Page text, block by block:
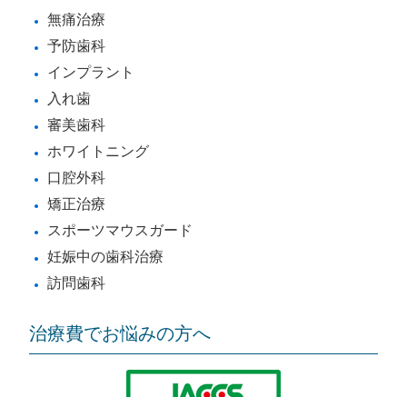
無痛治療
予防歯科
インプラント
入れ歯
審美歯科
ホワイトニング
口腔外科
矯正治療
スポーツマウスガード
妊娠中の歯科治療
訪問歯科
治療費でお悩みの方へ